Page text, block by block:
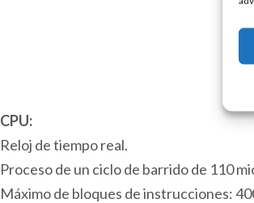
CPU:
Reloj de tiempo real.
Proceso de un ciclo de barrido de 110
Máximo de bloques de instrucciones: